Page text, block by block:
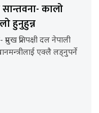
कालो
हुनुहुन्न
प्रतिपक्षी दल नेपाली
एक्लै लड्नुपर्ने